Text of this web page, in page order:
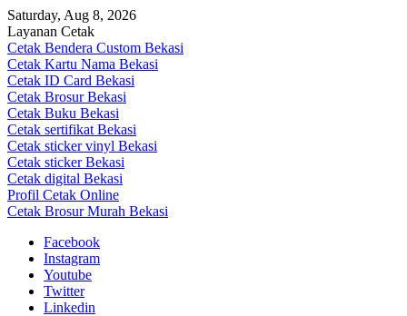
Skip
to
content
Saturday, Aug 8, 2026
Layanan Cetak
Cetak Bendera Custom Bekasi
Cetak Kartu Nama Bekasi
Cetak ID Card Bekasi
Cetak Brosur Bekasi
Cetak Buku Bekasi
Cetak sertifikat Bekasi
Cetak sticker vinyl Bekasi
Cetak sticker Bekasi
Cetak digital Bekasi
Profil Cetak Online
Cetak Brosur Murah Bekasi
Facebook
Instagram
Youtube
Twitter
Linkedin